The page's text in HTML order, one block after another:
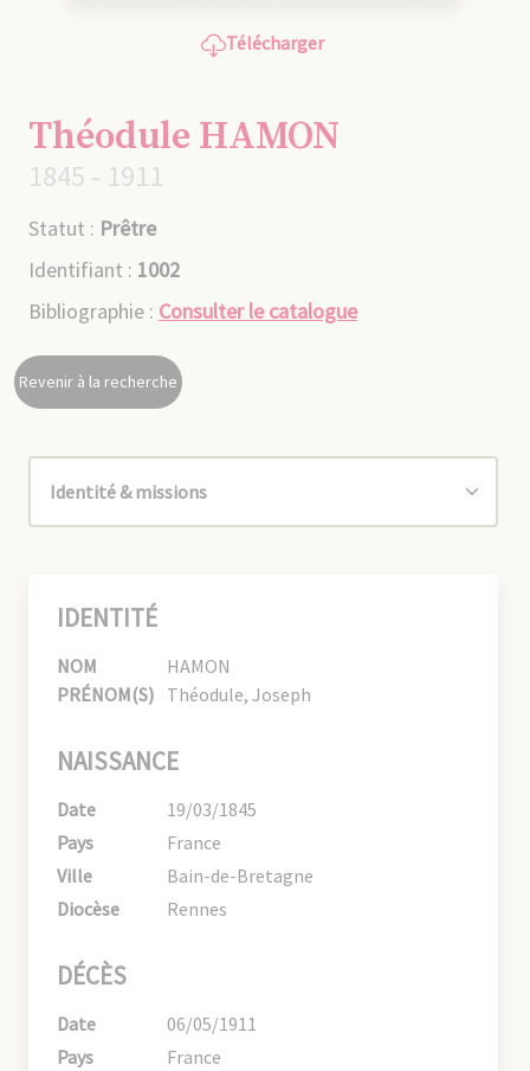
Télécharger
Théodule HAMON
1845 - 1911
Statut : Prêtre
Identifiant : 1002
Bibliographie : Consulter le catalogue
Revenir à la recherche
IDENTITÉ
NOM
HAMON
PRÉNOM(S) Théodule, Joseph
NAISSANCE
Date
19/03/1845
Pays
France
Ville
Bain-de-Bretagne
Diocèse
Rennes
DÉCÈS
Date
06/05/1911
Pays
France